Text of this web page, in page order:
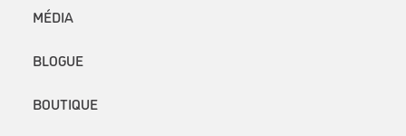
MÉDIA
BLOGUE
BOUTIQUE